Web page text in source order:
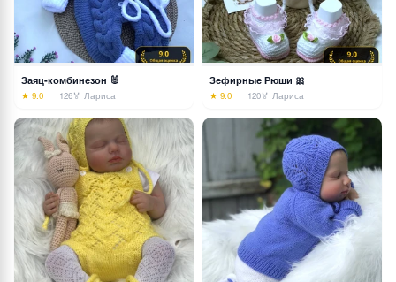
Заяц-комбинезон 🐰
★ 9.0 126🏅 Лариса
Зефирные Рюши 🎀
★ 9.0 120🏅 Лариса